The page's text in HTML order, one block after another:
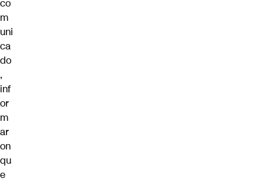
co
m
uni
ca
do
,
inf
or
m
ar
on
qu
e